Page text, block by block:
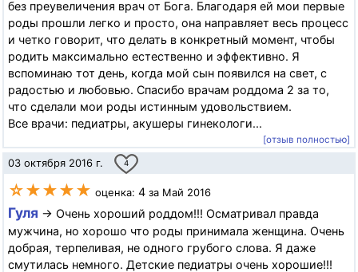
без преувеличения врач от Бога. Благодаря ей мои первые
роды прошли легко и просто, она направляет весь процесс
и четко говорит, что делать в конкретный момент, чтобы
родить максимально естественно и эффективно. Я
вспоминаю тот день, когда мой сын появился на свет, с
радостью и любовью. Спасибо врачам роддома 2 за то,
что сделали мои роды истинным удовольствием.
Все врачи: педиатры, акушеры гинекологи...
[отзыв полностью]
03 октября 2016 г. 4
☆★★★★ оценка: 4 за Май 2016
Гуля → Очень хороший роддом!!! Осматривал правда
мужчина, но хорошо что роды принимала женщина. Очень
добрая, терпеливая, не одного грубого слова. Я даже
смутилась немного. Детские педиатры очень хорошие!!!